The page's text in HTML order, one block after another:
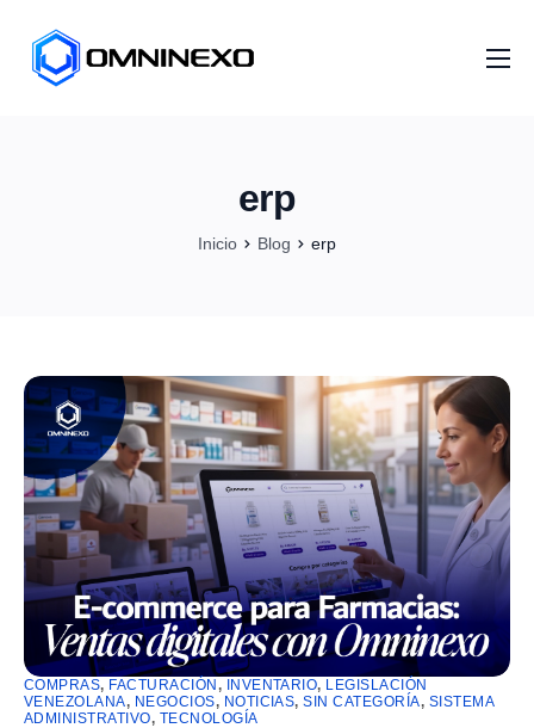
erp
Inicio Blog erp
COMPRAS, FACTURACIÓN, INVENTARIO, LEGISLACIÓN
VENEZOLANA, NEGOCIOS, NOTICIAS,SIN CATEGORÍA, SISTEMA
ADMINISTRATIVO, TECNOLOGÍA